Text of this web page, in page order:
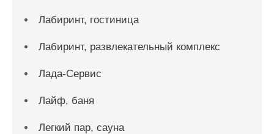
Лабиринт, гостиница
Лабиринт, развлекательный комплекс
Лада-Сервис
Лайф, баня
Легкий пар, сауна